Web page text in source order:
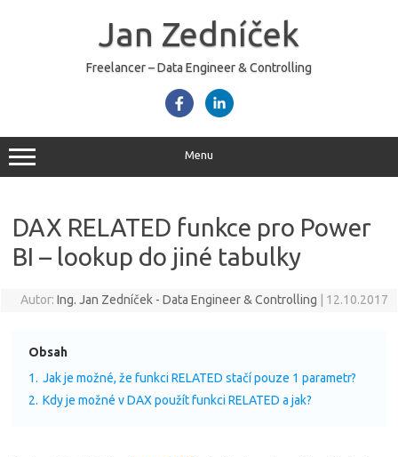
Jan Zedníček
Freelancer – Data Engineer & Controlling
Menu
DAX RELATED funkce pro Power
BI – lookup do jiné tabulky
Autor: Ing. Jan Zedníček - Data Engineer & Controlling 12.10.2017
Obsah
1. Jak je možné, že funkci RELATED stačí pouze 1 parametr?
2. Kdy je možné v DAX použít funkci RELATED a jak?